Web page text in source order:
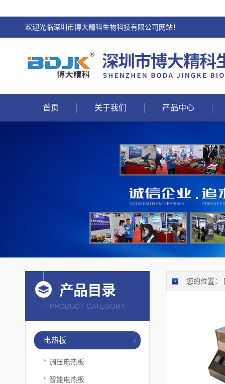
欢迎光临深圳市博大精科生物科技有限公司网站！
首页 关于我们 产品中心
产品目录
PRODUCT CATEGORY
电热板
调压电热板
智能电热板
您的位置：